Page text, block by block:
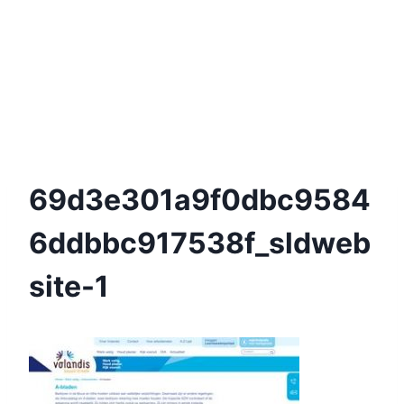
69d3e301a9f0dbc9584
6ddbbc917538f_sldweb
Site-1